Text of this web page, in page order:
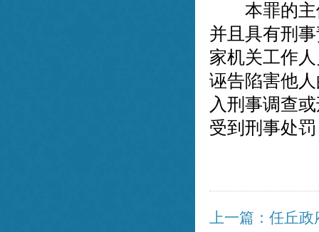
本罪的主体
并且具有刑
家机关工作
诬告陷害他
入刑事调查
受到刑事处
上一篇：任丘